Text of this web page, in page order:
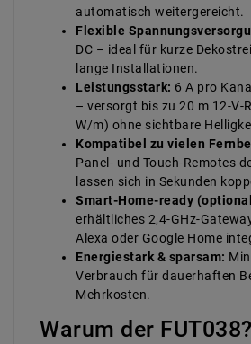
automatisch weitergereicht.
Flexible
DC – ideal für kurze
lange Installationen.
Leistungs­stark: 6 A pro
– versorgt bis zu 20 m 12-V-
W/m) ohne sichtbare
Kompatibel zu vielen
Panel- und Touch-Remotes
lassen sich in Sekunden
Smart-Home-ready
erhältliches 2,4-GHz-
Alexa oder Google Home
Energiestark & sparsam:
Verbrauch für dauerhaften
Mehrkosten.
Warum der FUT038?